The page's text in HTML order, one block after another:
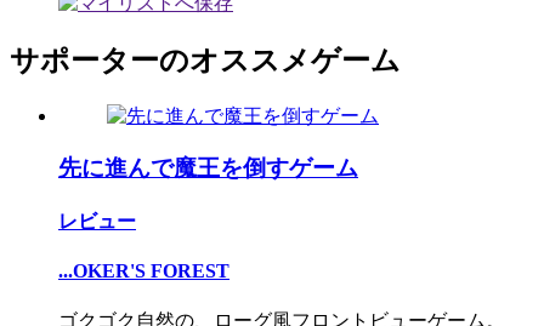
サポーターのオススメゲーム
先に進んで魔王を倒すゲーム
レビュー
...OKER'S FOREST
ゴクゴク自然の、ローグ風フロントビューゲーム。